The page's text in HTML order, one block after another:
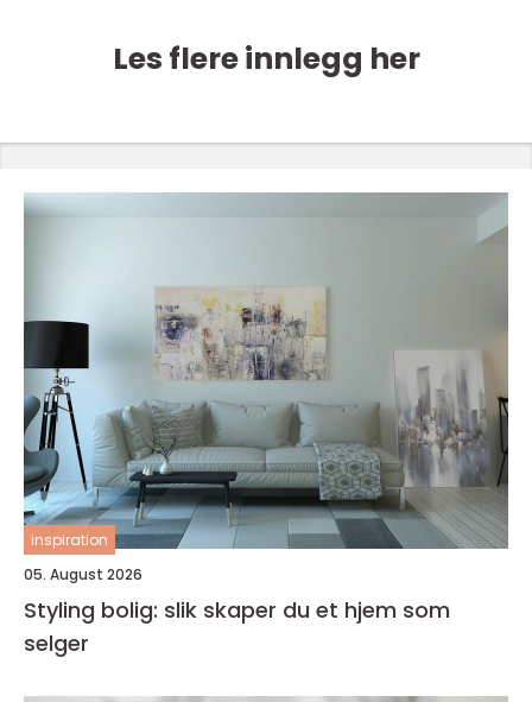
Les flere innlegg her
inspiration
05. August 2026
Styling bolig: slik skaper du et hjem som
selger